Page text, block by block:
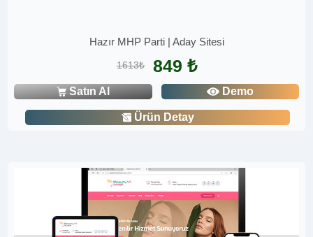
Hazır MHP Parti | Aday Sitesi
1613₺ 849 ₺
Satın Al Demo
Ürün Detay